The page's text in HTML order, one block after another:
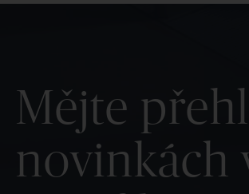
Mějte
novinkách